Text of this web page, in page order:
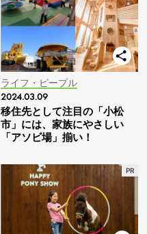
ライフ・ピープル
2024.03.09
移住先として注目の「小松
市」には、家族にやさしい
「アソビ場」揃い！